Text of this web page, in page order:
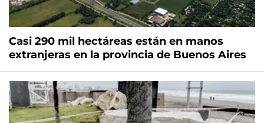
Casi 290 mil hectáreas están en manos
extranjeras en la provincia de Buenos Aires